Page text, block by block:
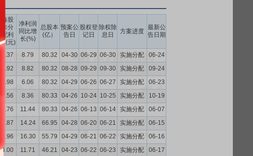
每股
未分
配利
润(元)
净利润
同比增
长(%)
总股本
(亿）
预案公
告日
股权登
记日
除权除
息日
方案进度
最新公
告日期
4.37 8.79 80.32 04-30 06-29 06-30 实施分配
06-24
3.92 8.82 80.32 08-28 09-29 09-30 实施分配
09-24
3.98 6.06 80.32 04-29 06-26 06-27 实施分配
06-23
3.56 8.36 80.33 04-26 10-24 10-25 实施分配
10-19
3.76 11.44 80.33 04-26 06-13 06-14 实施分配
06-07
3.87 14.24 66.95 04-28 06-20 06-21 实施分配
06-15
3.96 16.30 55.79 04-29 06-21 06-22 实施分配
06-16
4.00 11.71 46.21 04-23 06-22 06-23 实施分配
06-17